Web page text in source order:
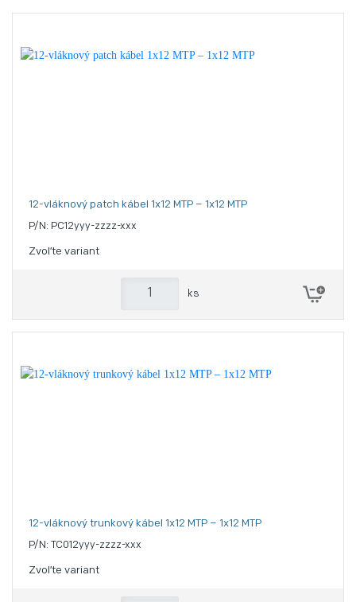
12-vláknový patch kábel 1x12 MTP – 1x12 MTP
P/N: PC12yyy-zzzz-xxx
Zvoľte variant
ks
12-vláknový trunkový kábel 1x12 MTP – 1x12 MTP
P/N: TC012yyy-zzzz-xxx
Zvoľte variant